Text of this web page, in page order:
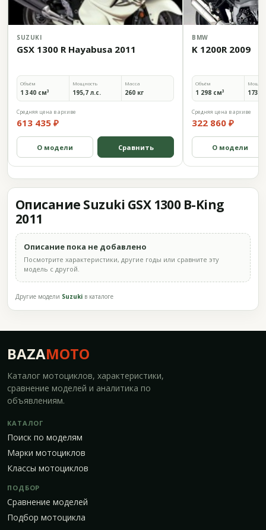
SUZUKI
GSX 1300 R Hayabusa 2011
Объём
1 340 см³
Мощность
195,7 л.с.
Масса
260 кг
Средняя цена в архиве
613 435 ₽
О модели Сравнить
BMW
K 1200R 2009
Объём
1 298 см³ 173
Средняя цена в архиве
322 860 ₽
О модели
Описание Suzuki GSX 1300 B-King
2011
Описание пока не добавлено
Посмотрите характеристики, другие годы или сравните эту
модель с другой.
Другие модели Suzuki в каталоге
BAZAMOTO
Каталог мотоциклов, характеристики,
сравнение моделей и аналитика по
объявлениям.
КАТАЛОГ
Поиск по моделям
Марки мотоциклов
Классы мотоциклов
ПОДБОР
Сравнение моделей
Подбор мотоцикла